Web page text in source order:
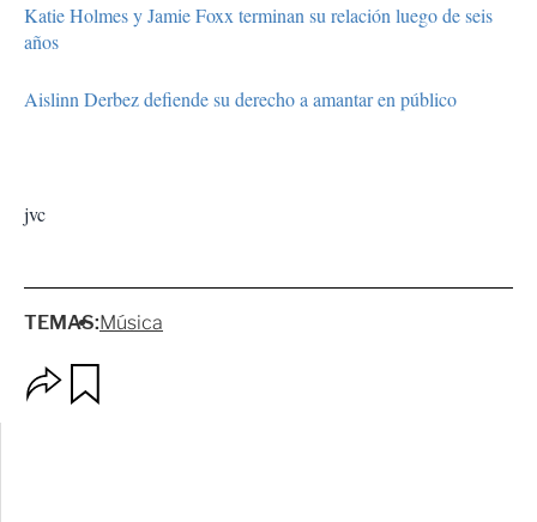
Katie Holmes y Jamie Foxx terminan su relación luego de seis
años
Aislinn Derbez defiende su derecho a amantar en público
jvc
TEMAS:Música
p